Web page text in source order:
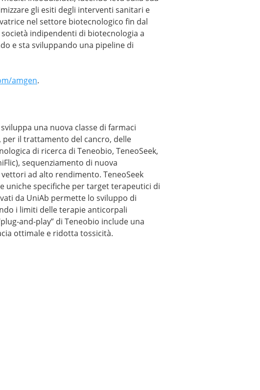
gli esiti degli interventi sanitari e
nel settore biotecnologico fin dal
indipendenti di biotecnologia a
e sta sviluppando una pipeline di
amgen.
una nuova classe di farmaci
per il trattamento del cancro, delle
di ricerca di Teneobio, TeneoSeek,
sequenziamento di nuova
ad alto rendimento. TeneoSeek
uniche specifiche per target terapeutici di
​​da UniAb permette lo sviluppo di
i limiti delle terapie anticorpali
and-play” di Teneobio include una
ottimale e ridotta tossicità.